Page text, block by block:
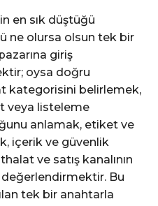
en sık düştüğü
ne olursa olsun tek bir
giriş
oysa doğru
kategorisini belirlemek,
veya listeleme
anlamak, etiket ve
içerik ve güvenlik
ve satış kanalının
değerlendirmektir. Bu
tek bir anahtarla